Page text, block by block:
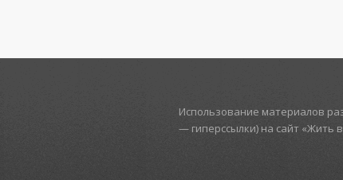
Использование материалов
— гиперссылки) на сайт «Жить